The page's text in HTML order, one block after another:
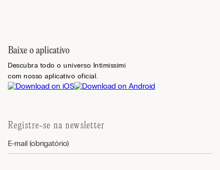
Baixe o aplicativo
Descubra todo o universo Intimissimi
com nosso aplicativo oficial.
Registre-se na newsletter